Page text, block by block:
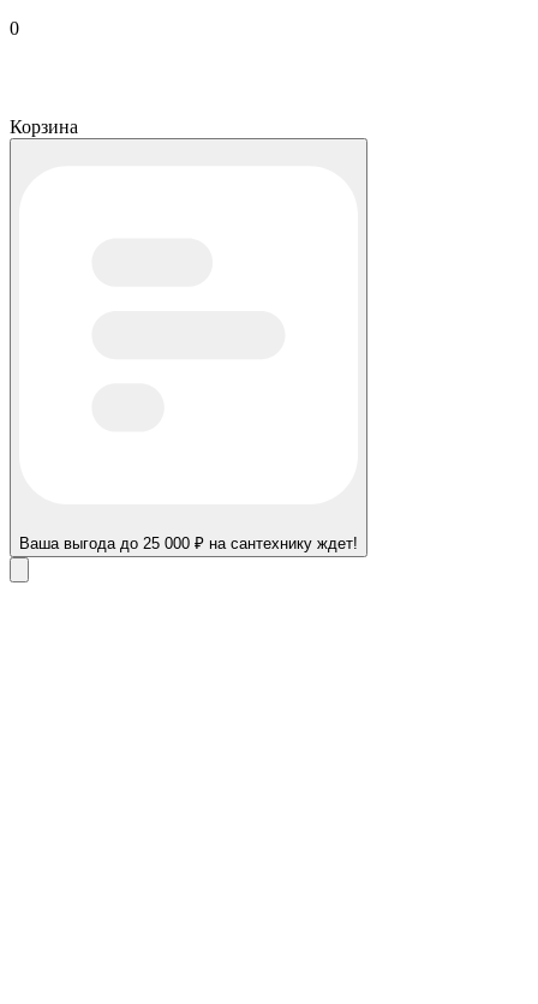
0
Корзина
Ваша выгода до 25 000 ₽ на сантехнику ждет!